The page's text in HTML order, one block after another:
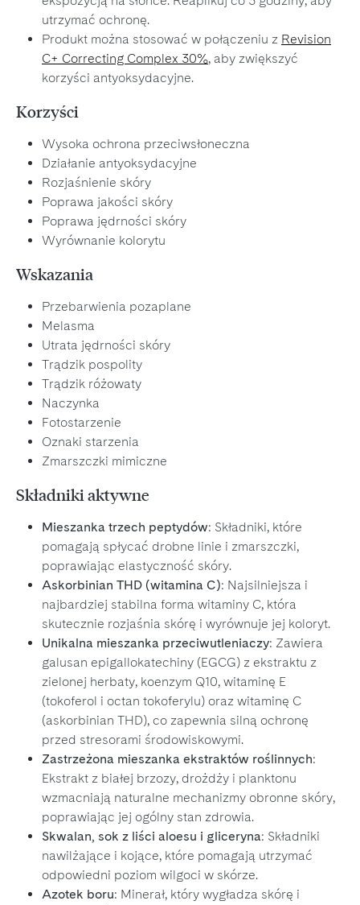
utrzymać ochronę.
Produkt można stosować w połączeniu z Revision
C+ Correcting Complex 30%, aby zwiększyć
korzyści antyoksydacyjne.
Korzyści
Wysoka ochrona przeciwsłoneczna
Działanie antyoksydacyjne
Rozjaśnienie skóry
Poprawa jakości skóry
Poprawa jędrności skóry
Wyrównanie kolorytu
Wskazania
Przebarwienia pozaplane
Melasma
Utrata jędrności skóry
Trądzik pospolity
Trądzik różowaty
Naczynka
Fotostarzenie
Oznaki starzenia
Zmarszczki mimiczne
Składniki aktywne
Mieszanka trzech peptydów: Składniki, które
pomagają spłycać drobne linie i zmarszczki,
poprawiając elastyczność skóry.
Askorbinian THD (witamina C): Najsilniejsza i
najbardziej stabilna forma witaminy C, która
skutecznie rozjaśnia skórę i wyrównuje jej koloryt.
Unikalna mieszanka przeciwutleniaczy: Zawiera
galusan epigallokatechiny (EGCG) z ekstraktu z
zielonej herbaty, koenzym Q10, witaminę E
(tokoferol i octan tokoferylu) oraz witaminę C
(askorbinian THD), co zapewnia silną ochronę
przed stresorami środowiskowymi.
Zastrzeżona mieszanka ekstraktów roślinnych:
Ekstrakt z białej brzozy, drożdży i planktonu
wzmacniają naturalne mechanizmy obronne skóry,
poprawiając jej ogólny stan zdrowia.
Skwalan, sok z liści aloesu i gliceryna: Składniki
nawilżające i kojące, które pomagają utrzymać
odpowiedni poziom wilgoci w skórze.
Azotek boru: Minerał, który wygładza skórę i